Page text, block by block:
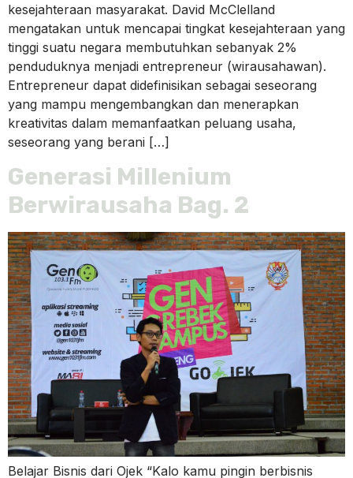
kesejahteraan masyarakat. David McClelland
mengatakan untuk mencapai tingkat kesejahteraan yang
tinggi suatu negara membutuhkan sebanyak 2%
penduduknya menjadi entrepreneur (wirausahawan).
Entrepreneur dapat didefinisikan sebagai seseorang
yang mampu mengembangkan dan menerapkan
kreativitas dalam memanfaatkan peluang usaha,
seseorang yang berani […]
Generasi Millenium
Berwirausaha Bag. 2
Belajar Bisnis dari Ojek “Kalo kamu pingin berbisnis